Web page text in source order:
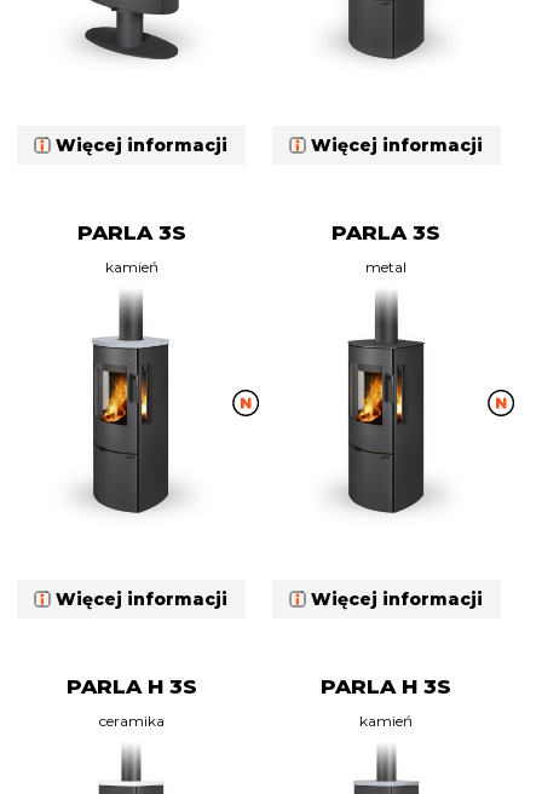
Więcej informacji Więcej informacji
PARLA 3S
kamień
Więcej informacji
PARLA 3S
metal
Więcej informacji
PARLA H 3S
ceramika
PARLA H 3S
kamień